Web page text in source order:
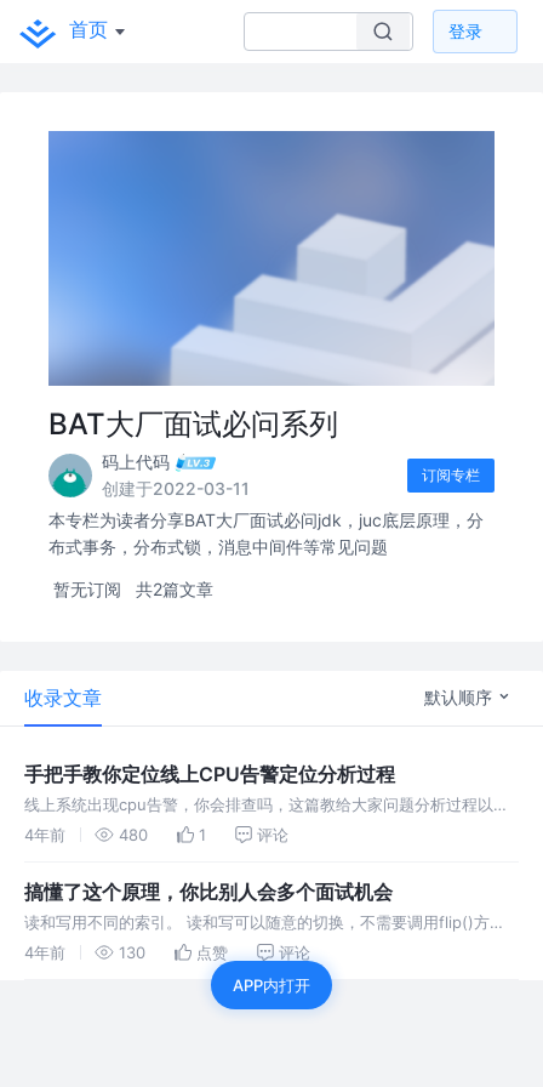
首页 登录
BAT大厂面试必问系列
码上代码
创建于2022-03-11
订阅专栏
本专栏为读者分享BAT大厂面试必问jdk，juc底层原理，分
布式事务，分布式锁，消息中间件等常见问题
暂无订阅 共2篇文章
收录文章 默认顺序
手把手教你定位线上CPU告警定位分析过程
线上系统出现cpu告警，你会排查吗，这篇教给大家问题分析过程以及
实战应用场景，让同事对你刮目相看，领导下一个提拔就是你
4年前 480 1 评论
搞懂了这个原理，你比别人会多个面试机会
读和写用不同的索引。 读和写可以随意的切换，不需要调用flip()方
法。 容量能够被动态扩展，和StringBuilder一样。 用其内置的复合缓
冲区可实现透明的零拷贝。 支持方法链。 支持引用计数。
4年前 130 点赞
评论
APP内打开